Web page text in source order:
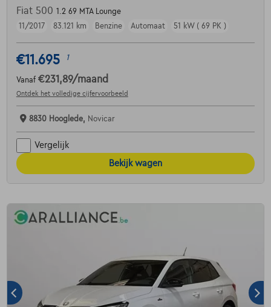
Fiat 500 1.2 69 MTA Lounge
11/2017
83.121 km Benzine Automaat 51 kW ( 69 PK )
€11.695 1
Vanaf €231,89/maand
Ontdek het volledige cijfervoorbeeld
8830 Hooglede, Novicar
Vergelijk
Bekijk wagen